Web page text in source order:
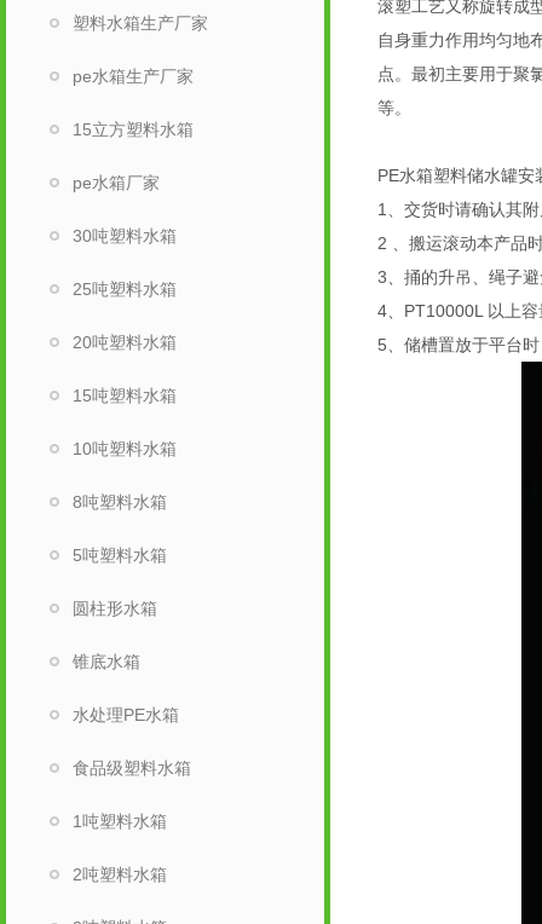
塑料水箱生产厂家
pe水箱生产厂家
15立方塑料水箱
pe水箱厂家
30吨塑料水箱
25吨塑料水箱
20吨塑料水箱
15吨塑料水箱
10吨塑料水箱
8吨塑料水箱
5吨塑料水箱
圆柱形水箱
锥底水箱
水处理PE水箱
食品级塑料水箱
1吨塑料水箱
2吨塑料水箱
滚塑工艺又称旋转成
自身重力作用均匀地
点。最初主要用于聚
等。
PE水箱塑料储水罐安
1、交货时请确认其
2 、搬运滚动本产品
3、捅的升吊、绳子
4、PT10000L 以上
5、储槽置放于平台